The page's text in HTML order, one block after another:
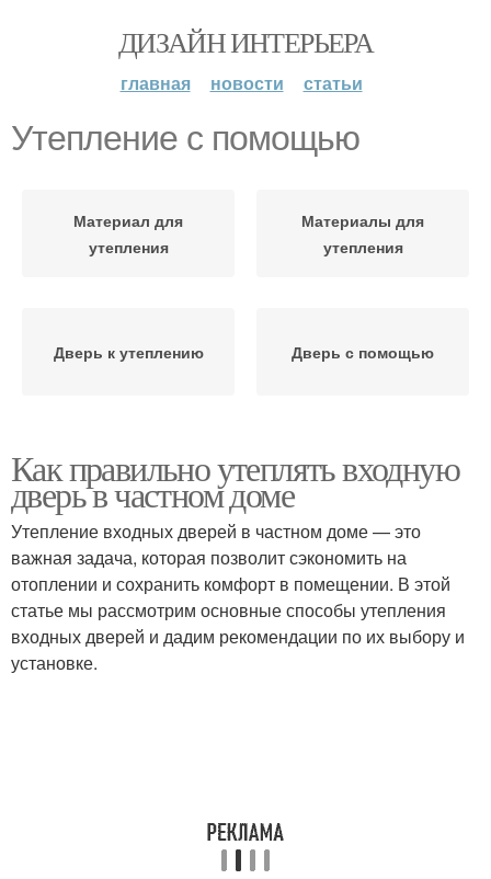
ДИЗАЙН ИНТЕРЬЕРА
главная новости статьи
Утепление с помощью
Материал для
утепления
Материалы для
утепления
Дверь к утеплению Дверь с помощью
Как правильно утеплять входную
дверь в частном доме
Утепление входных дверей в частном доме — это
важная задача, которая позволит сэкономить на
отоплении и сохранить комфорт в помещении. В этой
статье мы рассмотрим основные способы утепления
входных дверей и дадим рекомендации по их выбору и
установке.